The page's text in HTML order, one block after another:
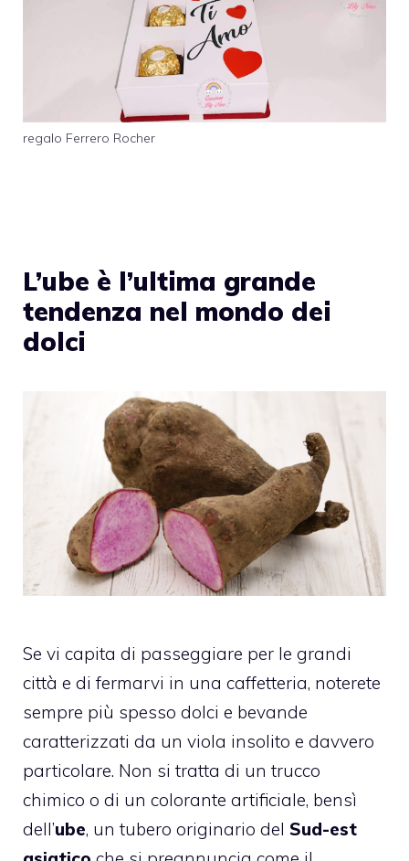
regalo Ferrero Rocher
L’ube è l’ultima grande
tendenza nel mondo dei
dolci
Se vi capita di passeggiare per le grandi
città e di fermarvi in una caffetteria, noterete
sempre più spesso dolci e bevande
caratterizzati da un viola insolito e davvero
particolare. Non si tratta di un trucco
chimico o di un colorante artificiale, bensì
dell’ube, un tubero originario del Sud-est